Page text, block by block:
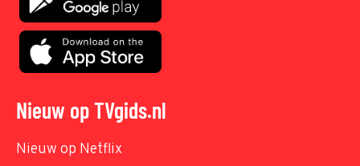
Nieuw op TVgids.nl
Nieuw op Netflix